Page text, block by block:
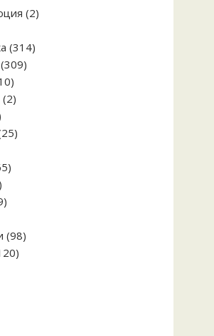
22
314314
309309
10
продукта
22
2525
65
29
9898
120